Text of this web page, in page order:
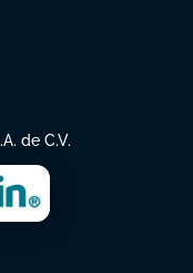
de C.V.